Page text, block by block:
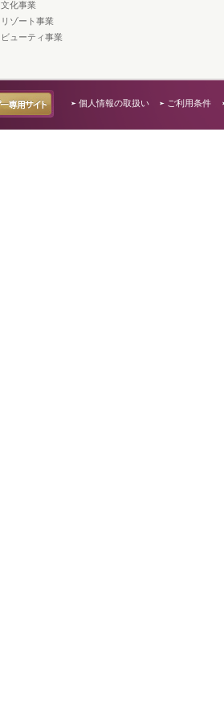
文化事業
リゾート事業
ビューティ事業
個人情報の取扱い ご利用条件